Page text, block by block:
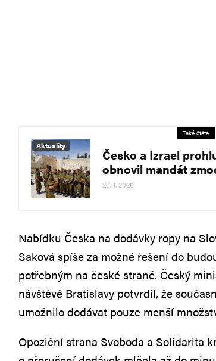
Také čtěte
Aktuality
Česko a Izrael
obnovil mandát
20. 1. 2026
Nabídku Česka na dodávky ropy na
Saková spíše za možné řešení do
potřebným na české straně. Český
návštěvě Bratislavy potvrdil, že
umožnilo dodávat pouze menší
Opoziční strana Svoboda a Solidarita